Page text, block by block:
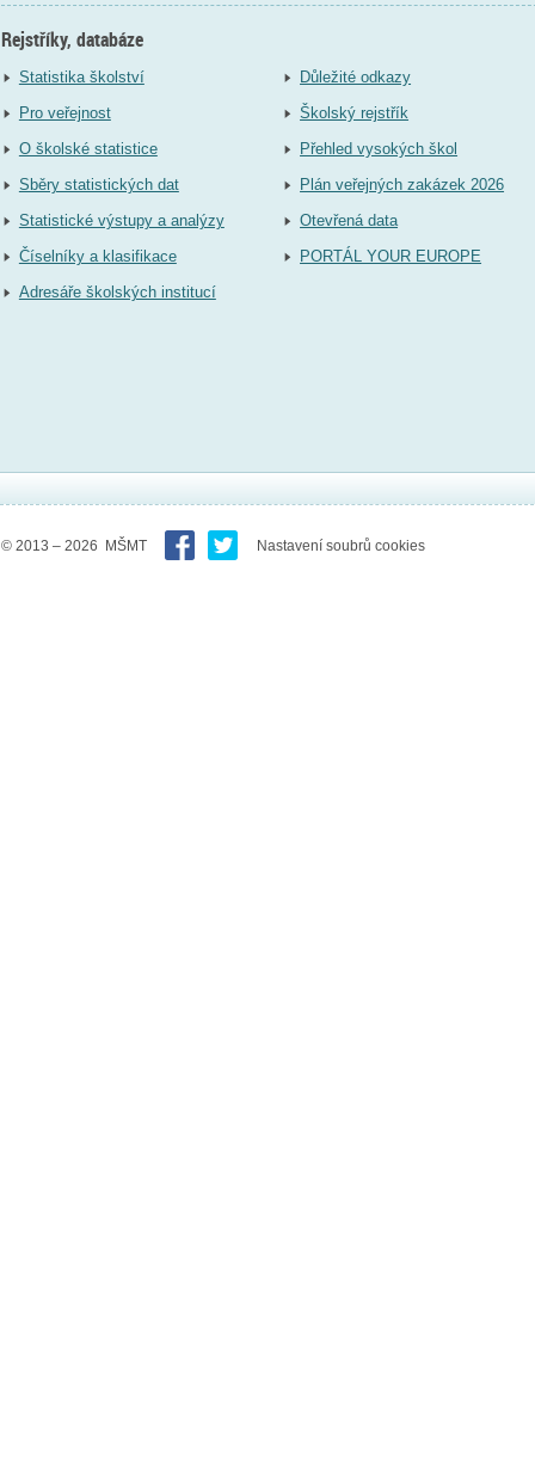
Rejstříky, databáze
Statistika školství
Pro veřejnost
O školské statistice
Sběry statistických dat
Statistické výstupy a analýzy
Číselníky a klasifikace
Adresáře školských institucí
Důležité odkazy
Školský rejstřík
Přehled vysokých škol
Plán veřejných zakázek 2026
Otevřená data
PORTÁL YOUR EUROPE
© 2013 – 2026 MŠMT Nastavení soubrů cookies